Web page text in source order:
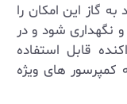
گاز این امکان را
نگهداری شود و در
قابل استفاده
کمپرسور های ویژه